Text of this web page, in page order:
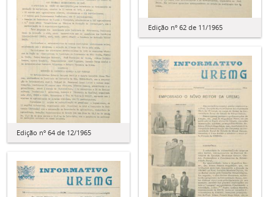
Edição nº 62 de 11/1965
Edição nº 64 de 12/1965